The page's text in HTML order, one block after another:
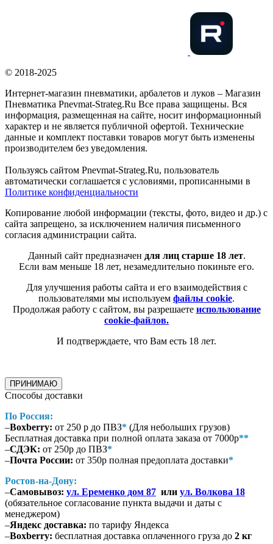
© 2018-2025
Интернет-магазин пневматики, арбалетов и луков – Магазин
Пневматика Pnevmat-Strateg.Ru Все права защищены. Вся
информация, размещенная на сайте, носит информационный
характер и не является публичной офертой. Технические
данные и комплект поставки товаров могут быть изменены
производителем без уведомления.
Пользуясь сайтом Pnevmat-Strateg.Ru, пользователь
автоматически соглашается с условиями, прописанными в
Политике конфиденциальности
Копирование любой информации (тексты, фото, видео и др.) с
сайта запрещено, за исключением наличия письменного
согласия администрации сайта.
Данный сайт предназначен для лиц старше 18 лет.
Если вам меньше 18 лет, незамедлительно покиньте его.
Для улучшения работы сайта и его взаимодействия с
пользователями мы используем файлы cookie.
Продолжая работу с сайтом, вы разрешаете использование
cookie-файлов.
И подтверждаете, что Вам есть 18 лет.
ПРИНИМАЮ
Способы доставки
По Россия:
–Boxberry: от 250 р до ПВЗ* (Для небольших грузов)
Бесплатная доставка при полной оплата заказа от 7000р**
–СДЭК: от 250р до ПВЗ*
–Почта России: от 350р полная предоплата доставки*
Ростов-на-Дону:
–Самовывоз: ул. Еременко дом 87 или ул. Волкова 18
(обязательное согласование пункта выдачи и даты с
менеджером)
–Яндекс доставка: по тарифу Яндекса
–Boxberry: бесплатная доставка оплаченного груза до 2 кг